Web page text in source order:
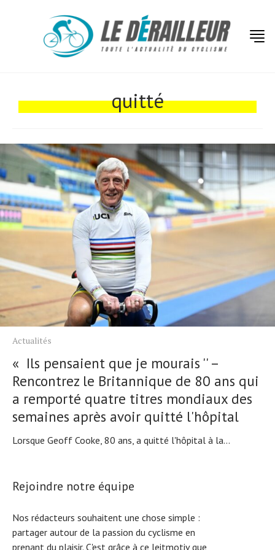
quitté
Actualités
« Ils pensaient que je mourais '' –
Rencontrez le Britannique de 80 ans qui
a remporté quatre titres mondiaux des
semaines après avoir quitté l'hôpital
Lorsque Geoff Cooke, 80 ans, a quitté l'hôpital à la...
Rejoindre notre équipe
Nos rédacteurs souhaitent une chose simple :
partager autour de la passion du cyclisme en
prenant du plaisir. C'est grâce à ce leitmotiv que
Tests de produits
Tendances
Tous nos articles
À propos